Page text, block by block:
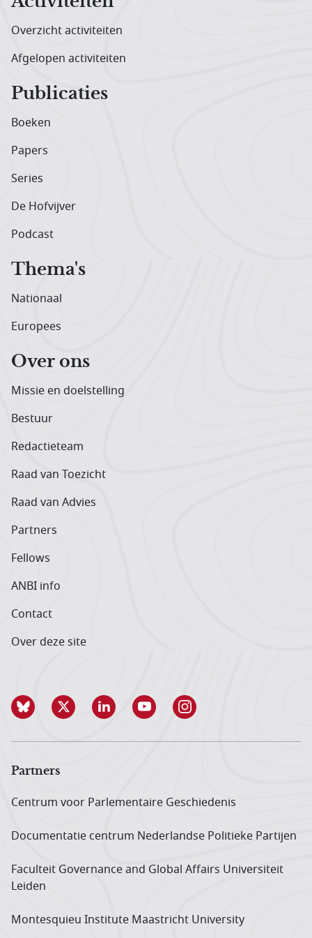
Overzicht activiteiten
Afgelopen activiteiten
Publicaties
Boeken
Papers
Series
De Hofvijver
Podcast
Thema's
Nationaal
Europees
Over ons
Missie en doelstelling
Bestuur
Redactieteam
Raad van Toezicht
Raad van Advies
Partners
Fellows
ANBI info
Contact
Over deze site
Partners
Centrum voor Parlementaire Geschiedenis
Documentatie centrum Neder­landse Politieke Partijen
Faculteit Governance and Global Affairs Universiteit
Leiden
Montesquieu Institute Maastricht University